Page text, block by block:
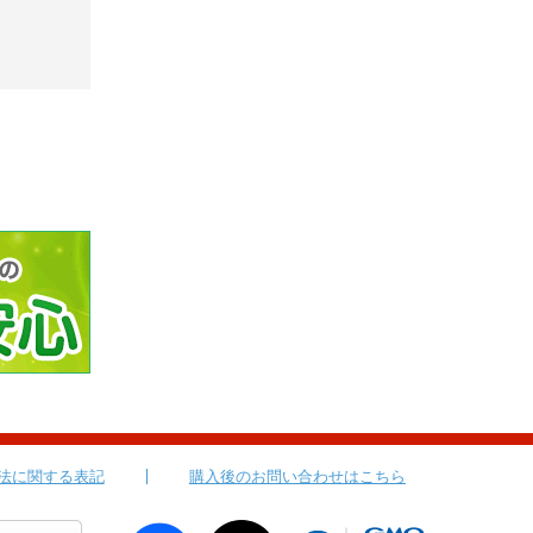
に関する表記 購入後のお問い合わせはこちら